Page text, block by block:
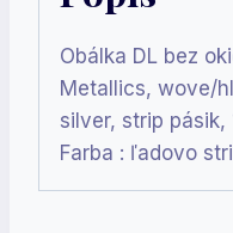
Obálka DL bez
Metallics, wove/
silver, strip
Farba : ľadovo